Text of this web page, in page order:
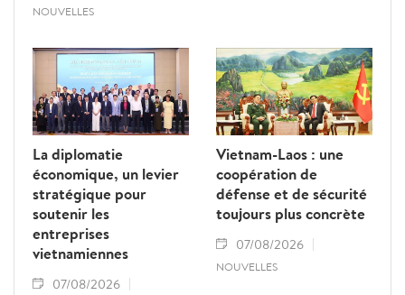
NOUVELLES
La diplomatie
économique, un levier
stratégique pour
soutenir les
entreprises
vietnamiennes
07/08/2026
Vietnam-Laos : une
coopération de
défense et de sécurité
toujours plus concrète
07/08/2026
NOUVELLES